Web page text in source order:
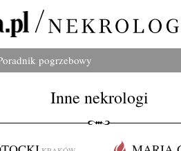
pogrzebowy
Inne nekrologi